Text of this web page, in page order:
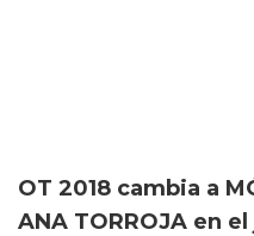
OT 2018 cambia a
ANA TORROJA en